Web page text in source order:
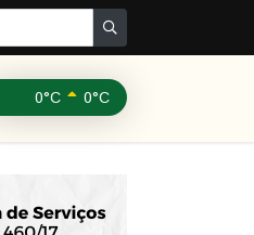
0°C 0°C